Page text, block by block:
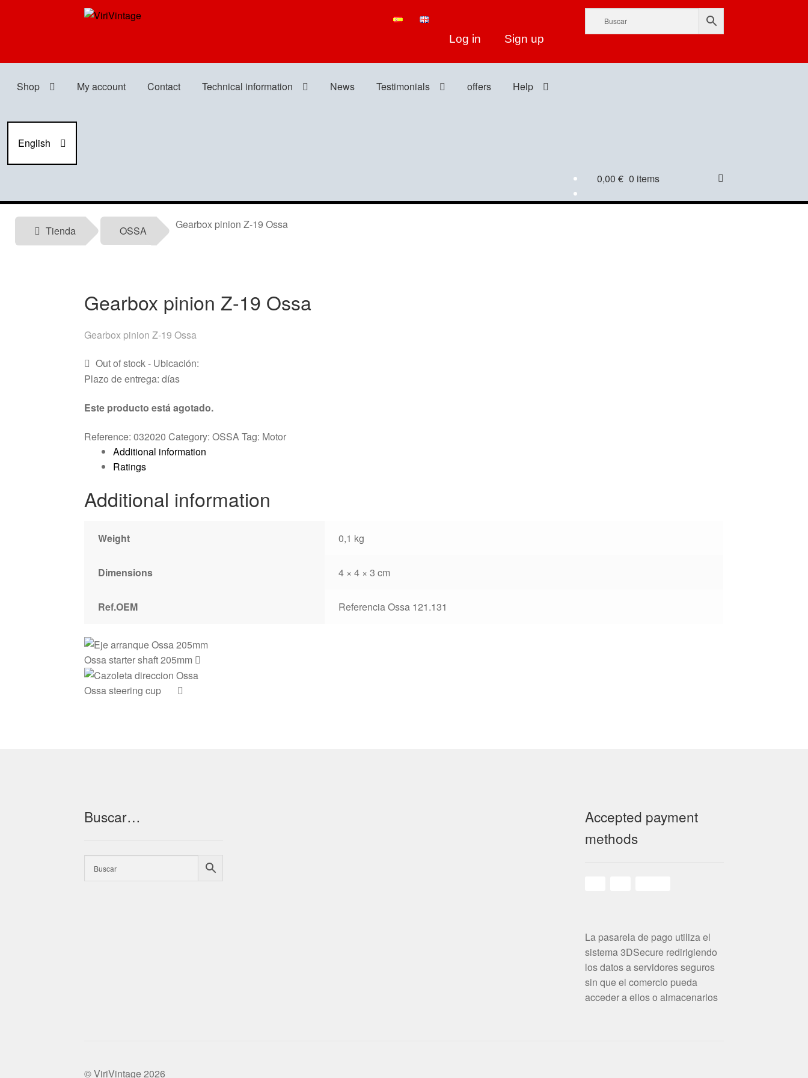
Skip
Skip
Log in Sign up
Shop My account Contact Technical information News Testimonials offers Help
English
0,00 € 0 items
Tienda OSSA Gearbox pinion Z-19 Ossa
Gearbox pinion Z-19 Ossa
Gearbox pinion Z-19 Ossa
Out of stock - Ubicación:
Plazo de entrega: días
Este producto está agotado.
Reference:032020 Category:OSSATag: Motor
Additional information
Ratings
Additional information
Weight 0,1 kg
Dimensions 4 × 4 × 3 cm
Ref.OEM Referencia Ossa 121.131
Ossa starter shaft 205mm
Ossa steering cup
Buscar…
Accepted payment
methods
La pasarela de pago utiliza el
sistema 3DSecure redirigiendo
los datos a servidores seguros
sin que el comercio pueda
acceder a ellos o almacenarlos
© ViriVintage 2026